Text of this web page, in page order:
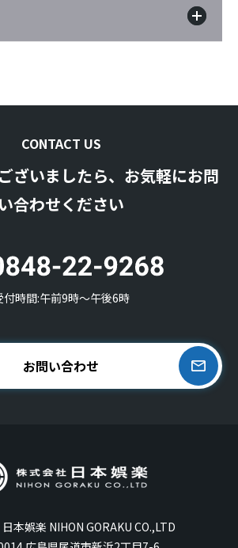
CONTACT US
ざいましたら、お気軽にお問
い合わせください
付時間:午前9時〜午後6時
お問い合わせ
本娯楽 NIHON GORAKU CO.,LTD